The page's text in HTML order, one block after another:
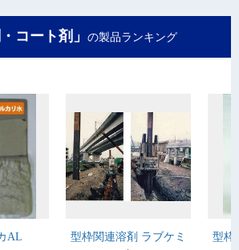
コート剤」 の製品ランキング
AL
型枠関連溶剤 ラブケミ
型枠